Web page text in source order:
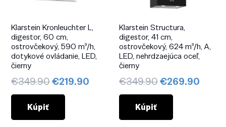
Klarstein Kronleuchter L,
digestor, 60 cm,
ostrovčekový, 590 m³/h,
dotykové ovládanie, LED,
čierny
€349.90Pôvodná
cena
€349.90.
€219.90 Aktuálna
€219.90.
Kúpiť
Klarstein Structura,
digestor, 41 cm,
ostrovčekový, 624 m³/h, A,
LED, nehrdzaejúca oceľ,
čierny
€349.90Pôvodná
cena
€349.90.
€269.90
Kúpiť